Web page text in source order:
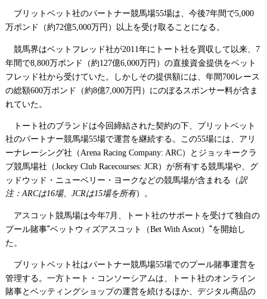
ブリットベット社のパートナー競馬場55場は、今後7年間で5,000
万ポンド（約72億5,000万円）以上を受け取ることになる。
競馬界はベットフレッド社が2011年にトート社を買収して以来、 7
年間で8,800万ポンド（約127億6,000万円）の直接資金提供をベット
フレッド社から受けていた。しかしその提供額には、年間 700レース
の総額600万ポンド（約8億7,000万円）にのぼるスポンサー料が含ま
れていた。
トート社のブランドは今回締結された契約の下、ブリットベット
社のパートナー競馬場55場で運営を継続する。この55場には、アリ
ーナレーシング社（Arena Racing Company: ARC）とジョッキークラ
ブ競馬場社（Jockey Club Racecourses: JCR）が所有する競馬場や、グ
ッドウッド・ニューベリー・ヨークなどの競馬場が含まれる（訳
注：ARCは16場、 JCRは15場を所有）。
アスコット競馬場は今年7月、トート社のサポートを受けて独自の
プール賭事"ベットウィズアスコット（Bet With Ascot）"を開始し
た。
ブリットベット社はパートナー競馬場55場でのプール賭事運営を
管理する。一方トート・コンソーシアムは、トート社のオンライン
賭事とベッティングショップの運営を続けるほか、デジタル商品の